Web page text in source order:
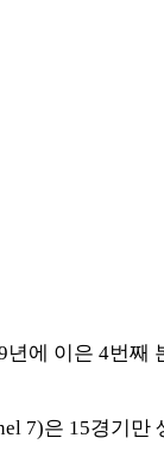
에 이은 4번째
7)은 15경기만